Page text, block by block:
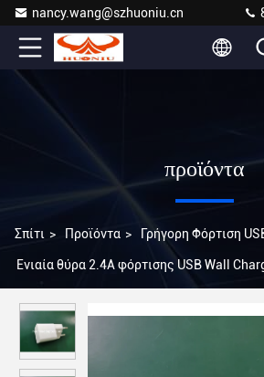
nancy.wang@szhuoniu.cn
προϊόντα
Σπίτι > Προϊόντα > Γρήγορη Φόρτιση
Ενιαία θύρα 2.4A φόρτισης USB Wall